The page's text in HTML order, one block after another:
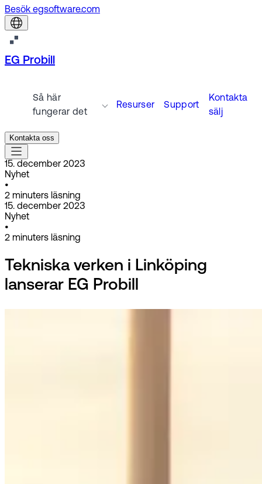
Besök egsoftware.com
EG Probill
Så här
fungerar det
Resurser Support
Kontakta
sälj
Kontakta oss
15. december 2023
Nyhet
•
2 minuters läsning
15. december 2023
Nyhet
•
2 minuters läsning
Tekniska verken i Linköping
lanserar EG Probill